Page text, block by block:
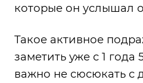
которые он услышал
Такое активное
заметить уже с 1 года
важно не сюсюкать с